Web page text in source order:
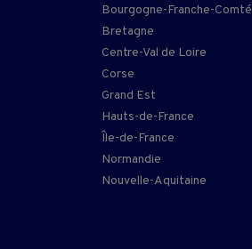
Bourgogne-Franche-Comté
Bretagne
Centre-Val de Loire
Corse
Grand Est
Hauts-de-France
Île-de-France
Normandie
Nouvelle-Aquitaine